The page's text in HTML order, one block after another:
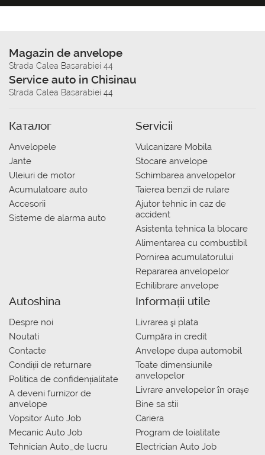
Magazin de anvelope
Strada Calea Basarabiei 44
Service auto in Chisinau
Strada Calea Basarabiei 44
Каталог
Anvelopele
Jante
Uleiuri de motor
Acumulatoare auto
Accesorii
Sisteme de alarma auto
Servicii
Vulcanizare Mobila
Stocare anvelope
Schimbarea anvelopelor
Taierea benzii de rulare
Ajutor tehnic in caz de
accident
Asistenta tehnica la blocare
Alimentarea cu combustibil
Pornirea acumulatorului
Repararea anvelopelor
Echilibrare anvelope
Autoshina
Despre noi
Noutati
Contacte
Condiții de returnare
Politica de confidențialitate
A deveni furnizor de
anvelope
Vopsitor Auto Job
Mecanic Auto Job
Tehnician Auto_de lucru
Informații utile
Livrarea şi plata
Сumpăra in credit
Anvelope dupa automobil
Toate dimensiunile
anvelopelor
Livrare anvelopelor în orașe
Bine sa stii
Cariera
Program de loialitate
Electrician Auto Job